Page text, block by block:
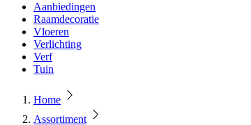
Aanbiedingen
Raamdecoratie
Vloeren
Verlichting
Verf
Tuin
Home
Assortiment